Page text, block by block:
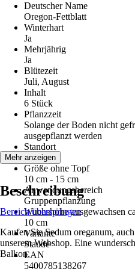
Deutscher Name
Oregon-Fettblatt
Winterhart
Ja
Mehrjährig
Ja
Blütezeit
Juli, August
Inhalt
6 Stück
Pflanzzeit
Solange der Boden nicht
ausgepflanzt werden
Standort
Sonne
Größe ohne Topf
10 cm - 15 cm
Anwendungsbereich
Gruppenpflanzung
Wuchshöhe ausgewachsen
10 cm
Variante
Staude
EAN
5400785138267
Mehr anzeigen
Beschreibung
Bereich überspringen
Kaufen Sie Sedum oreganum,
unserem Webshop. Eine
Balkon.